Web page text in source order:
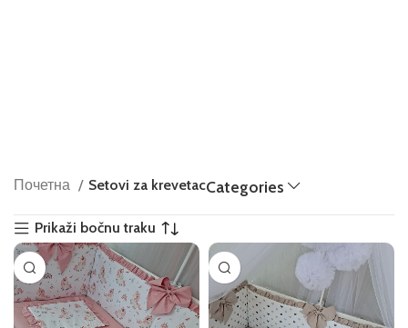
Почетна Setovi za krevetacCategories
Prikaži bočnu traku